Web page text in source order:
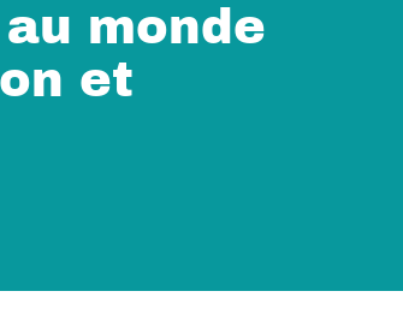
monde
et